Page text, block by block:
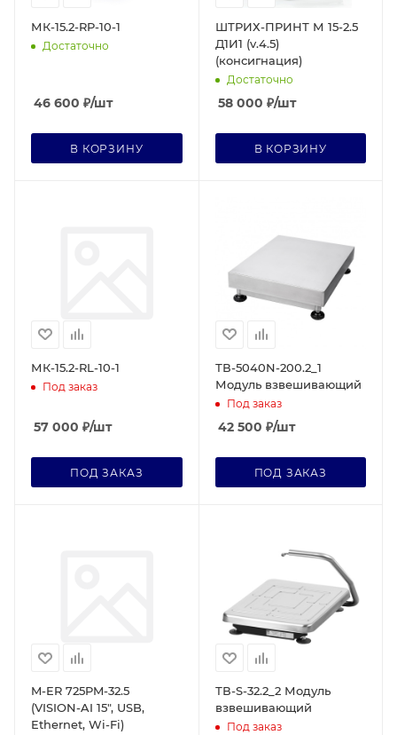
МК-15.2-RP-10-1
Достаточно
46 600 ₽/шт
В КОРЗИНУ
ШТРИХ-ПРИНТ М 15-2.5
Д1И1 (v.4.5)
(консигнация)
Достаточно
58 000 ₽/шт
В КОРЗИНУ
МК-15.2-RL-10-1
Под заказ
57 000 ₽/шт
ПОД ЗАКАЗ
ТВ-5040N-200.2_1
Модуль взвешивающий
Под заказ
42 500 ₽/шт
ПОД ЗАКАЗ
M-ER 725PM-32.5
(VISION-AI 15", USB,
Ethernet, Wi-Fi)
ТВ-S-32.2_2 Модуль
взвешивающий
Под заказ